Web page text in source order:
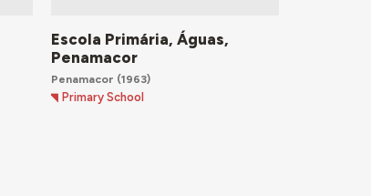
Escola Primária, Águas,
Penamacor
Penamacor (1963)
Primary School